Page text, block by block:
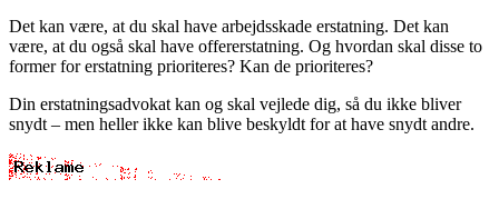
Det kan være, at du skal have arbejdsskade erstatning. Det kan
være, at du også skal have offererstatning. Og hvordan skal disse to
former for erstatning prioriteres? Kan de prioriteres?
Din erstatningsadvokat kan og skal vejlede dig, så du ikke bliver
snydt – men heller ikke kan blive beskyldt for at have snydt andre.